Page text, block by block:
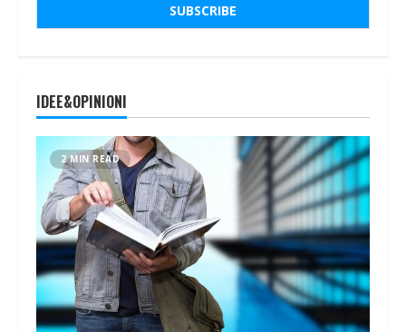
IDEE&OPINIONI
2 MIN READ